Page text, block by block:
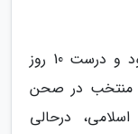
دیروز که چهارمین روز مرداد ماه 1400 بود و درست 10 روز
منتخب در صحن
درحالی